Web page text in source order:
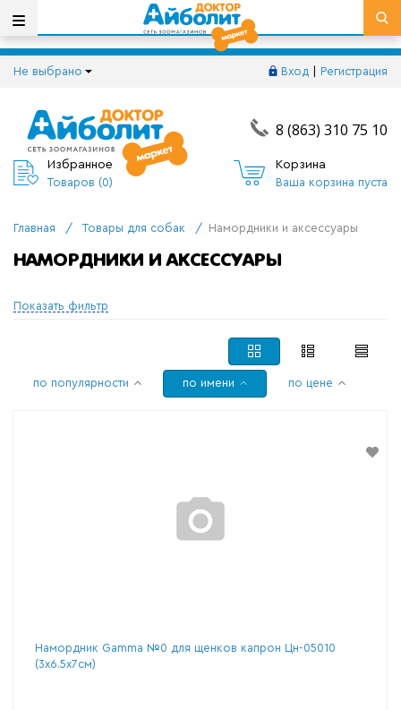
Не выбрано Вход Регистрация
8 (863) 310 75 10
Избранное
Товаров (0)
Корзина
Ваша корзина пуста
Главная / Товары для собак / Намордники и аксессуары
НАМОРДНИКИ И АКСЕССУАРЫ
Показать фильтр
по популярности по имени по цене
Намордник Gamma №0 для щенков капрон Цн-05010
(3х6.5х7см)